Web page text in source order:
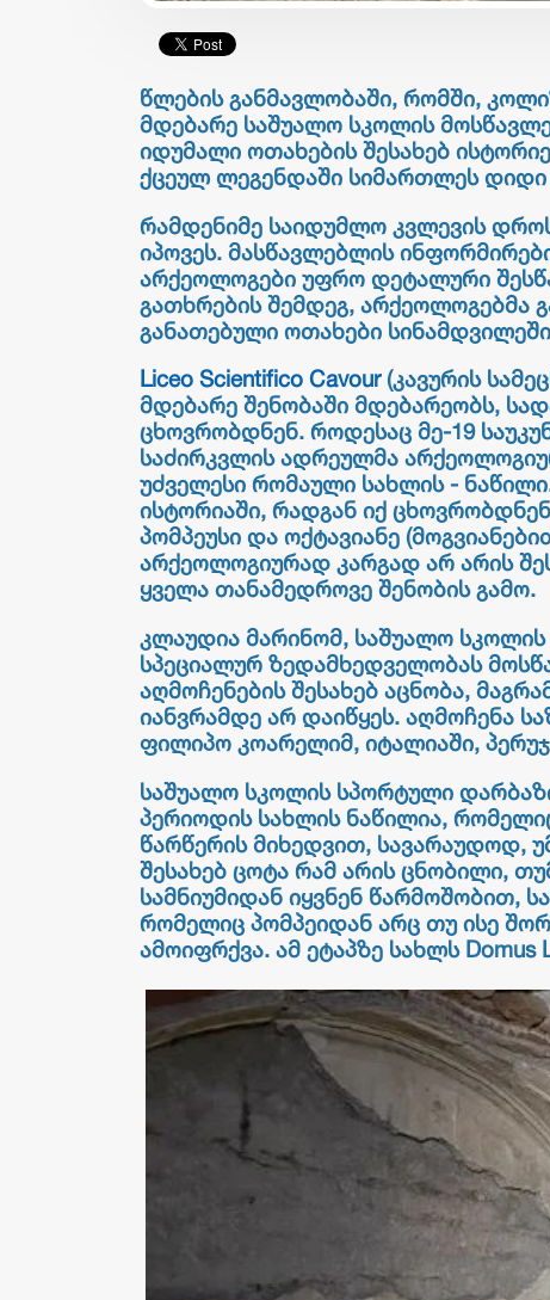
წლების განმავლობაში, რომში,
მდებარე საშუალო სკოლის
იდუმალი ოთახების შესახებ
ქცეულ ლეგენდაში სიმართლეს
რამდენიმე საიდუმლო კვლევის
იპოვეს. მასწავლებლის
არქეოლოგები უფრო დეტალური
გათხრების შემდეგ, არქეოლოგებმა
განათებული ოთახები
Liceo Scientifico Cavour (კავურის
მდებარე შენობაში მდებარეობს,
ცხოვრობდნენ. როდესაც მე-19
საძირკვლის ადრეულმა
უძველესი რომაული სახლის -
ისტორიაში, რადგან იქ
პომპეუსი და ოქტავიანე
არქეოლოგიურად კარგად არ არის
ყველა თანამედროვე შენობის გამო.
კლაუდია მარინომ, საშუალო
სპეციალურ ზედამხედველობას
აღმოჩენების შესახებ აცნობა,
იანვრამდე არ დაიწყეს. აღმოჩენა
ფილიპო კოარელიმ, იტალიაში,
საშუალო სკოლის სპორტული
პერიოდის სახლის ნაწილია,
წარწერის მიხედვით, სავარაუდოდ,
შესახებ ცოტა რამ არის ცნობილი,
სამნიუმიდან იყვნენ წარმოშობით,
რომელიც პომპეიდან არც თუ ისე
ამოიფრქვა. ამ ეტაპზე სახლს Domus